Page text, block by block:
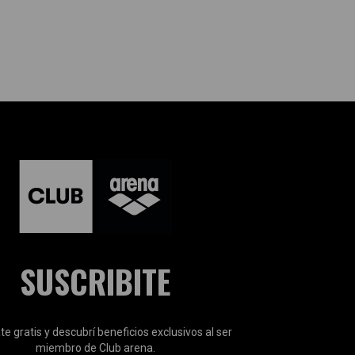
SUSCRIBITE
gratis y descubrí beneficios exclusivos al ser
miembro de Club arena.